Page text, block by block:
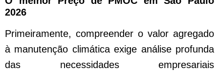
2026
Primeiramente, compreender o valor agregado
à manutenção climática exige análise profunda
das necessidades empresariais